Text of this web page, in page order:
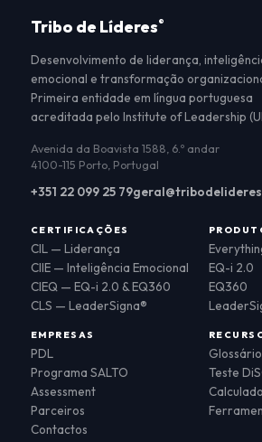
Tribo de Líderes®
Desenvolvimento de liderança,
emocional e transformação
Primeira entidade em língua portuguesa
acreditada pelo Institute of Leadership
Avenida da Boavista 1588, 6.º andar
4100-115 Porto, Portugal
+351 22 099 25 79
CERTIFICAÇÕES
CIL — Liderança
CIIE — Inteligência Emocional
CIEQ — EQ-i 2.0 & EQ360
CLS — LeaderSigna®
EQ-i 2.0
EQ360
EMPRESAS
PDL
Programa SALTO
Assessment
Parceiros
Contactos
Teste